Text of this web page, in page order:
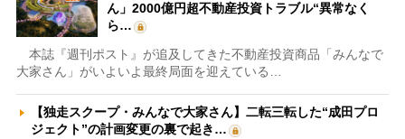
ん」2000億円超不動産投資トラブル“異常なく
ら…
本誌『週刊ポスト』が追及してきた不動産投資商品「みんなで
大家さん」がいよいよ最終局面を迎えている…
【独走スクープ・みんなで大家さん】二転三転した“成田プロ
ジェクト”の計画変更の裏で起き…